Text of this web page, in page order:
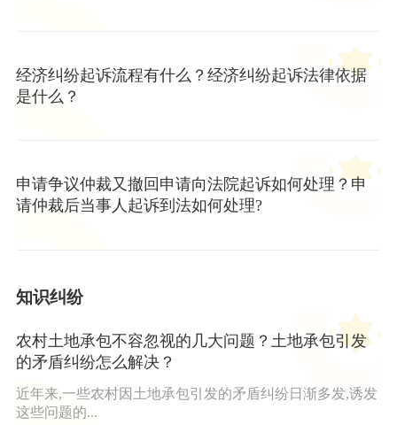
经济纠纷起诉流程有什么？经济纠纷起诉法律依据
是什么？
申请争议仲裁又撤回申请向法院起诉如何处理？申
请仲裁后当事人起诉到法如何处理?
知识纠纷
农村土地承包不容忽视的几大问题？土地承包引发
的矛盾纠纷怎么解决？
近年来,一些农村因土地承包引发的矛盾纠纷日渐多发,诱发
这些问题的...